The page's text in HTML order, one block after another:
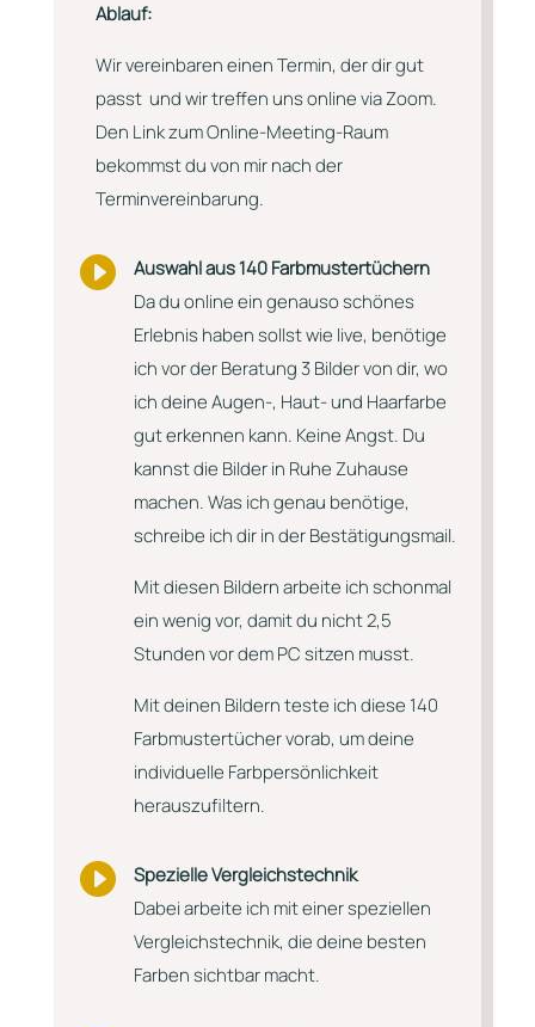
Ablauf:
Wir vereinbaren einen Termin, der dir gut
passt und wir treffen uns online via Zoom.
Den Link zum Online-Meeting-Raum
bekommst du von mir nach der
Terminvereinbarung.

Auswahl aus 140 Farbmustertüchern
Da du online ein genauso schönes
Erlebnis haben sollst wie live, benötige
ich vor der Beratung 3 Bilder von dir, wo
ich deine Augen-, Haut- und Haarfarbe
gut erkennen kann. Keine Angst. Du
kannst die Bilder in Ruhe Zuhause
machen. Was ich genau benötige,
schreibe ich dir in der Bestätigungsmail.
Mit diesen Bildern arbeite ich schonmal
ein wenig vor, damit du nicht 2,5
Stunden vor dem PC sitzen musst.
Mit deinen Bildern teste ich diese 140
Farbmustertücher vorab, um deine
individuelle Farbpersönlichkeit
herauszufiltern.

Spezielle Vergleichstechnik
Dabei arbeite ich mit einer speziellen
Vergleichstechnik, die deine besten
Farben sichtbar macht.